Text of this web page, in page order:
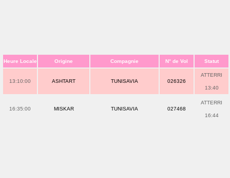
Heure Locale Origine Compagnie N° de Vol Statut
13:10:00 ASHTART TUNISAVIA 026326
ATTERRI
13:40
16:35:00 MISKAR TUNISAVIA 027468
ATTERRI
16:44